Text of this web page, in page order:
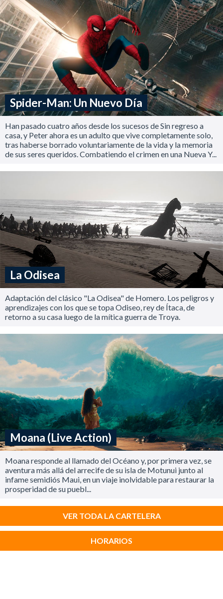
Spider-Man: Un Nuevo Día
Han pasado cuatro años desde los sucesos de Sin regreso a
casa, y Peter ahora es un adulto que vive completamente solo,
tras haberse borrado voluntariamente de la vida y la memoria
de sus seres queridos. Combatiendo el crimen en una Nueva Y...
La Odisea
Adaptación del clásico "La Odisea" de Homero. Los peligros y
aprendizajes con los que se topa Odiseo, rey de Ítaca, de
retorno a su casa luego de la mítica guerra de Troya.
Moana (Live Action)
Moana responde al llamado del Océano y, por primera vez, se
aventura más allá del arrecife de su isla de Motunui junto al
infame semidiós Maui, en un viaje inolvidable para restaurar la
prosperidad de su puebl...
VER TODA LA CARTELERA
HORARIOS